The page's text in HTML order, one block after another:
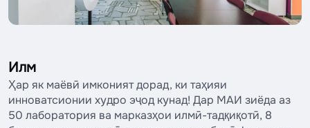
Илм
Ҳар як маёвӣ имконият дорад, ки таҳияи
инноватсионии худро эҷод кунад! Дар МАИ зиёда аз
50 лаборатория ва марказҳои илмӣ-тадқиқотӣ, 8